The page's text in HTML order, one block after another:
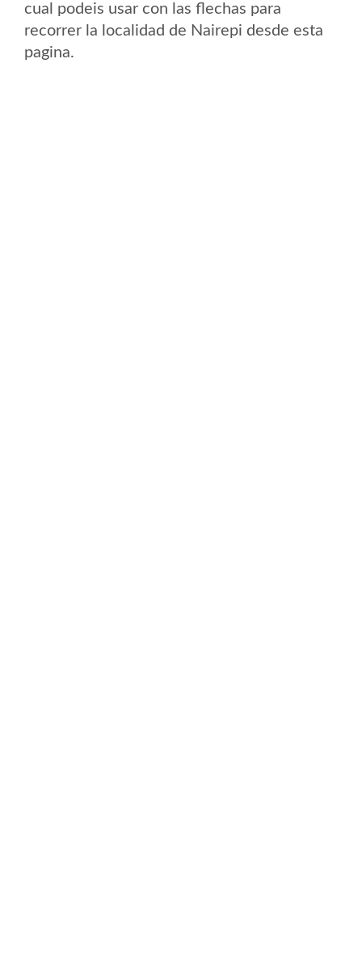
cual podeis usar con las flechas para
recorrer la localidad de Nairepi desde esta
pagina.